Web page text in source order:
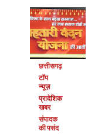
छत्तीसगढ़
टॉप
न्यूज़
प्रादेशिक
खबर
संपादक
की पसंद